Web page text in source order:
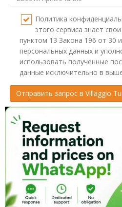
Политика
этого сервиса знает
пунктом 13 Закона 196 от 30
персональных данных и
использовать полученные
данные исключительно в